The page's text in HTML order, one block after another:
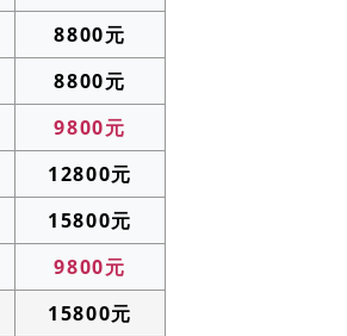
8800元
8800元
9800元
12800元
15800元
9800元
15800元